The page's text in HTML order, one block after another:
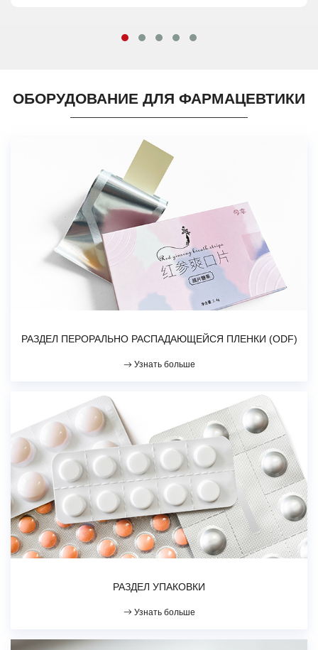
ОБОРУДОВАНИЕ ДЛЯ ФАРМАЦЕВТИКИ
РАЗДЕЛ ПЕРОРАЛЬНО РАСПАДАЮЩЕЙСЯ ПЛЕНКИ (ODF)
Узнать больше
РАЗДЕЛ УПАКОВКИ
Узнать больше